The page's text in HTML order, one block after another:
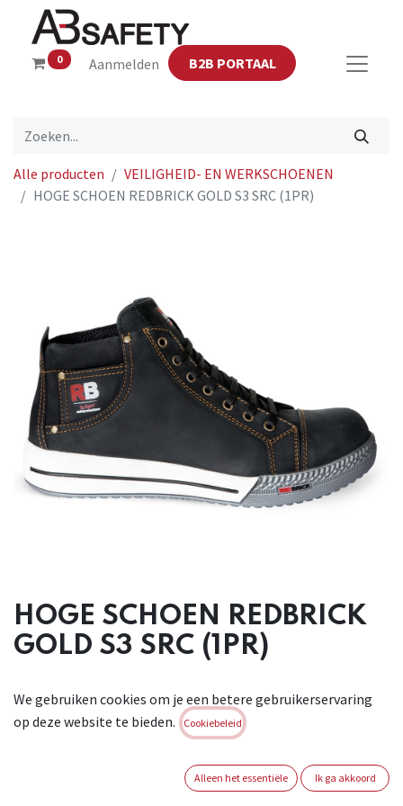
0 Aanmelden B2B PORTAAL
Alle producten
VEILIGHEID- EN WERKSCHOENEN
HOGE SCHOEN REDBRICK GOLD S3 SRC (1PR)
HOGE SCHOEN REDBRICK
GOLD S3 SRC (1PR)
Materiaal bovenlaag: leer. Materiaal voering: Cambrelle®.
Materiaal zool: pu/tpu.
We gebruiken cookies om je een betere gebruikerservaring
op deze website te bieden.
Cookiebeleid
Alleen het essentiële Ik ga akkoord